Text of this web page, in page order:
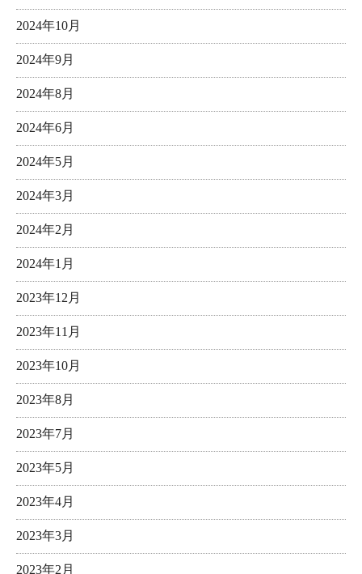
2024年10月
2024年9月
2024年8月
2024年6月
2024年5月
2024年3月
2024年2月
2024年1月
2023年12月
2023年11月
2023年10月
2023年8月
2023年7月
2023年5月
2023年4月
2023年3月
2023年2月